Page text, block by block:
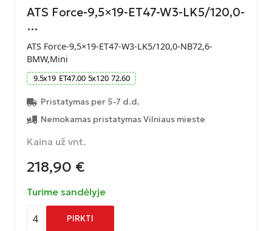
ATS Force-9,5×19-ET47-W3-LK5/120,0-
…
ATS Force-9,5×19-ET47-W3-LK5/120,0-NB72,6-
BMW,Mini
9.5x19 ET47.00 5x120 72.60
Pristatymas per 5-7 d.d.
Nemokamas pristatymas Vilniaus mieste
Kaina už vnt.
218,90 €
Turime sandėlyje
4 PIRKTI